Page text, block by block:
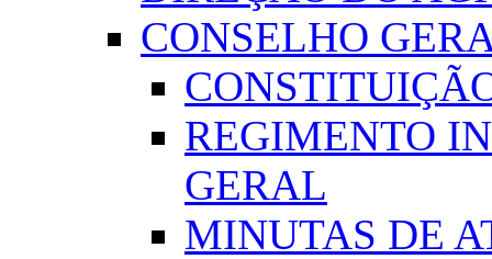
CONSELHO
REGIMENTO
GERAL
MINUTAS DE